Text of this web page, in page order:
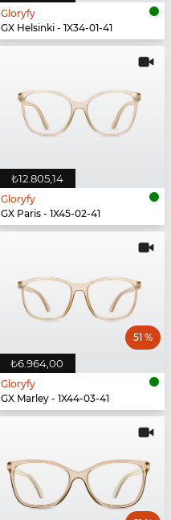
Gloryfy
GX Helsinki - 1X34-01-41
₺12.805,14
Gloryfy
GX Paris - 1X45-02-41
₺6.964,00
51 %
Gloryfy
GX Marley - 1X44-03-41